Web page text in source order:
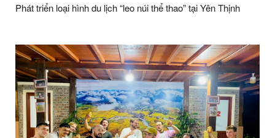
Phát triển loại hình du lịch “leo núi thể thao” tại Yên Thịnh